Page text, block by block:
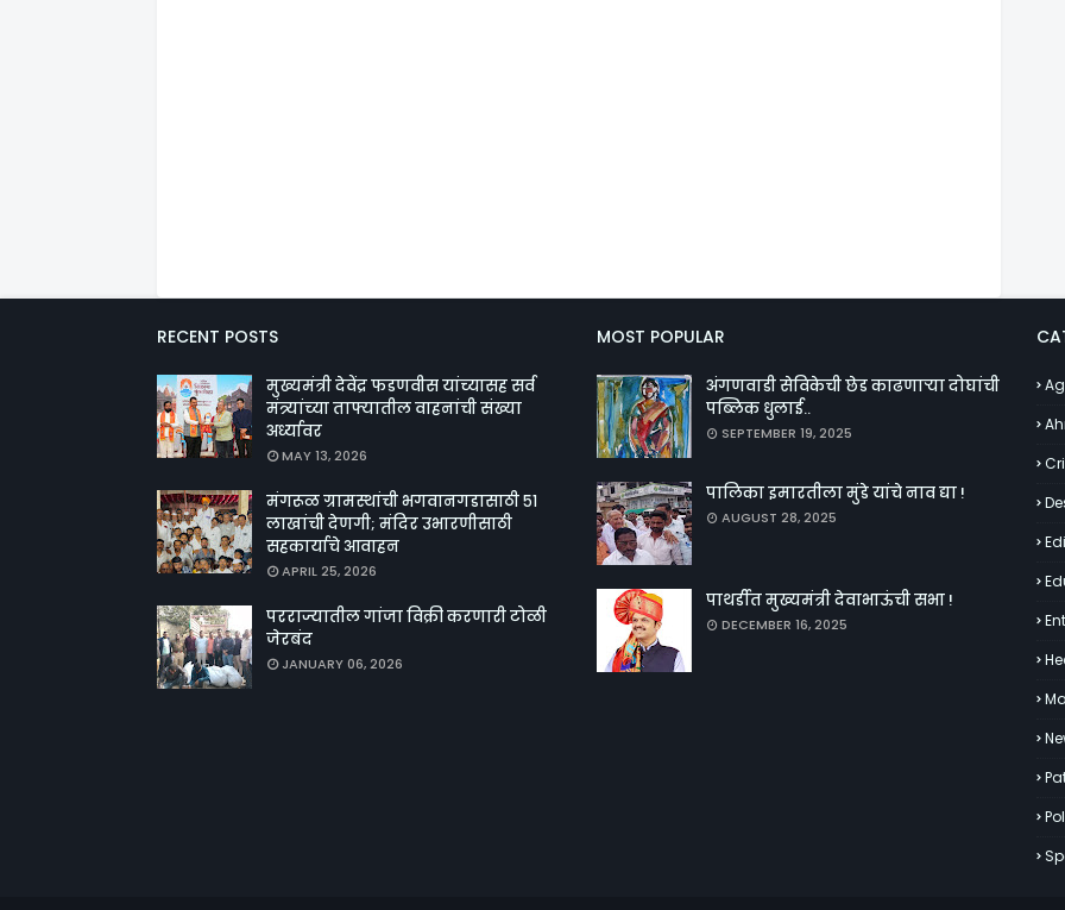
RECENT POSTS
मुख्यमंत्री देवेंद्र फडणवीस यांच्यासह सर्व
मंत्र्यांच्या ताफ्यातील वाहनांची संख्या
अर्ध्यावर
MAY 13, 2026
मंगरूळ ग्रामस्थांची भगवानगडासाठी ५१
लाखांची देणगी; मंदिर उभारणीसाठी
सहकार्याचे आवाहन
APRIL 25, 2026
परराज्यातील गांजा विक्री करणारी टोळी
जेरबंद
JANUARY 06, 2026
MOST POPULAR
अंगणवाडी सेविकेची छेड काढणाऱ्या दोघांची
पब्लिक धुलाई..
SEPTEMBER 19, 2025
पालिका इमारतीला मुंडे यांचे नाव द्या !
AUGUST 28, 2025
पाथर्डीत मुख्यमंत्री देवाभाऊंची सभा !
DECEMBER 16, 2025